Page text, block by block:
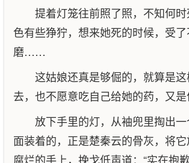
提着灯笼往前照了照，不知何
色有些狰狞，想来她死的时候，受
磨……
这姑娘还真是够倔的，就算是
去，也不愿意吃自己给她的药，又是
放下手里的灯，从袖兜里掏出
面装着的，正是楚秦云的骨灰，将
腐烂的手上，挽戈低声道：“实在抱